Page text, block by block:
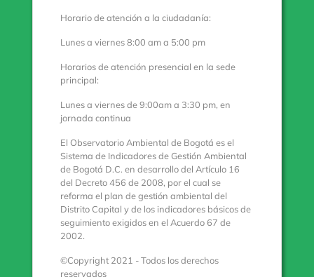
Horario de atención a la ciudadanía:
Lunes a viernes 8:00 am a 5:00 pm
Horarios de atención presencial en la sede
principal:
Lunes a viernes de 9:00am a 3:30 pm, en
jornada continua
El Observatorio Ambiental de Bogotá es el
Sistema de Indicadores de Gestión Ambiental
de Bogotá D.C. en desarrollo del Artículo 16
del Decreto 456 de 2008, por el cual se
reforma el plan de gestión ambiental del
Distrito Capital y de los indicadores básicos de
seguimiento exigidos en el Acuerdo 67 de
2002.
©Copyright 2021 - Todos los derechos
reservados